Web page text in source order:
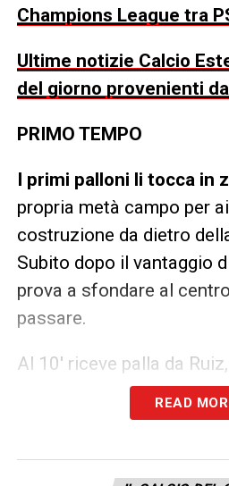
Champions League tra
Ultime notizie Calcio
del giorno provenienti
PRIMO TEMPO
I primi palloni li tocca in
propria metà campo per
costruzione da dietro
Subito dopo il vantaggio
prova a sfondare al
passare.
Al 10′ riceve palla da
prontamente su di lui.
anticipa in corner su una
18′ si sposta sulla destra
READ